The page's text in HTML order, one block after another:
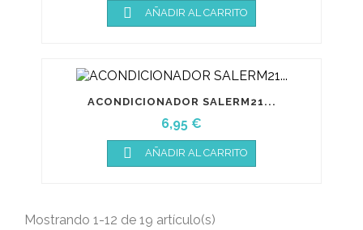
 AÑADIR AL CARRITO
ACONDICIONADOR SALERM21...
Precio
6,95 €
 AÑADIR AL CARRITO
Mostrando 1-12 de 19 artículo(s)